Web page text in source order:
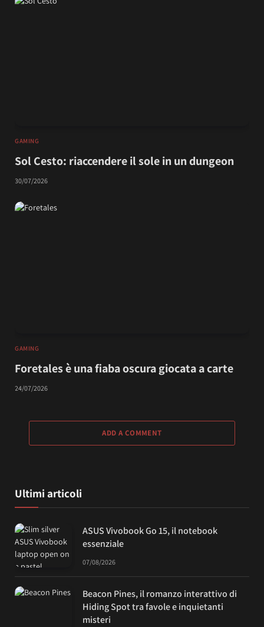
GAMING
Sol Cesto: riaccendere il sole in un dungeon
30/07/2026
GAMING
Foretales è una fiaba oscura giocata a carte
24/07/2026
ADD A COMMENT
Ultimi articoli
ASUS Vivobook Go 15, il notebook
essenziale
07/08/2026
Beacon Pines, il romanzo interattivo di
Hiding Spot tra favole e inquietanti
misteri